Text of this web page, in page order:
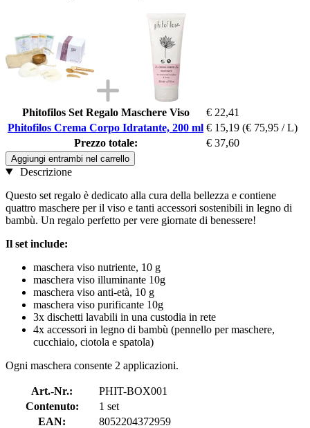
Phitofilos Set Regalo Maschere Viso
€ 22,41
Phitofilos Crema Corpo Idratante, 200 ml € 15,19 (€ 75,95 / L)
Prezzo totale:
€ 37,60
Aggiungi entrambi nel carrello
Descrizione
Questo set regalo è dedicato alla cura della bellezza e contiene
quattro maschere per il viso e tanti accessori sostenibili in legno di
bambù. Un regalo perfetto per vere giornate di benessere!
Il set include:
maschera viso nutriente, 10 g
maschera viso illuminante 10g
maschera viso anti-età, 10 g
maschera viso purificante 10g
3x dischetti lavabili in una custodia in rete
4x accessori in legno di bambù (pennello per maschere,
cucchiaio, ciotola e spatola)
Ogni maschera consente 2 applicazioni.
Art.-Nr.:
PHIT-BOX001
Contenuto:
1 set
EAN:
8052204372959